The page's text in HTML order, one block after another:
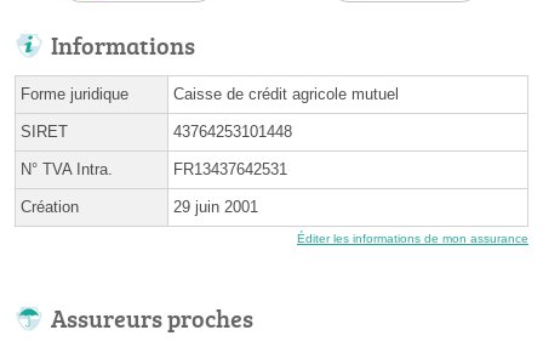
Informations
Forme juridique Caisse de crédit agricole mutuel
SIRET 43764253101448
N° TVA Intra. FR13437642531
Création 29 juin 2001
Éditer les informations de mon assurance
Assureurs proches